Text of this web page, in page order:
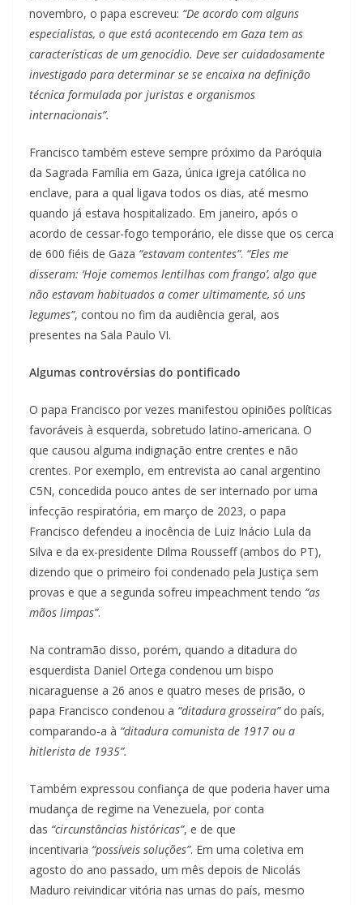
novembro, o papa escreveu: “De acordo com alguns
especialistas, o que está acontecendo em Gaza tem as
características de um genocídio. Deve ser cuidadosamente
investigado para determinar se se encaixa na definição
técnica formulada por juristas e organismos
internacionais”.
Francisco também esteve sempre próximo da Paróquia
da Sagrada Família em Gaza, única igreja católica no
enclave, para a qual ligava todos os dias, até mesmo
quando já estava hospitalizado. Em janeiro, após o
acordo de cessar-fogo temporário, ele disse que os cerca
de 600 fiéis de Gaza “estavam contentes”. “Eles me
disseram: ‘Hoje comemos lentilhas com frango’, algo que
não estavam habituados a comer ultimamente, só uns
legumes”, contou no fim da audiência geral, aos
presentes na Sala Paulo VI.
Algumas controvérsias do pontificado
O papa Francisco por vezes manifestou opiniões políticas
favoráveis à esquerda, sobretudo latino-americana. O
que causou alguma indignação entre crentes e não
crentes. Por exemplo, em entrevista ao canal argentino
C5N, concedida pouco antes de ser internado por uma
infecção respiratória, em março de 2023, o papa
Francisco defendeu a inocência de Luiz Inácio Lula da
Silva e da ex-presidente Dilma Rousseff (ambos do PT),
dizendo que o primeiro foi condenado pela Justiça sem
provas e que a segunda sofreu impeachment tendo “as
mãos limpas”.
Na contramão disso, porém, quando a ditadura do
esquerdista Daniel Ortega condenou um bispo
nicaraguense a 26 anos e quatro meses de prisão, o
papa Francisco condenou a “ditadura grosseira”do país,
comparando-a à “ditadura comunista de 1917 ou a
hitlerista de 1935”.
Também expressou confiança de que poderia haver uma
mudança de regime na Venezuela, por conta
das “circunstâncias históricas”, e de que
incentivaria “possíveis soluções”. Em uma coletiva em
agosto do ano passado, um mês depois de Nicolás
Maduro reivindicar vitória nas urnas do país, mesmo